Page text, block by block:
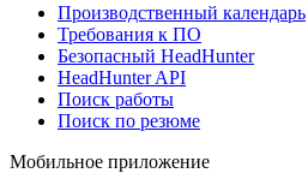
Производственный календарь
Требования к ПО
Безопасный HeadHunter
HeadHunter API
Поиск работы
Поиск по резюме
Мобильное приложение